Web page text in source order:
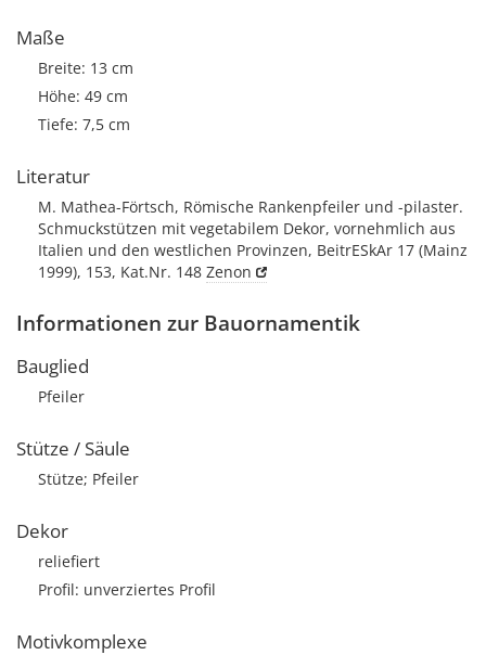
Maße
Breite: 13 cm
Höhe: 49 cm
Tiefe: 7,5 cm
Literatur
M. Mathea-Förtsch, Römische Rankenpfeiler und -pilaster.
Schmuckstützen mit vegetabilem Dekor, vornehmlich aus
Italien und den westlichen Provinzen, BeitrESkAr 17 (Mainz
1999), 153, Kat.Nr. 148 Zenon
Informationen zur Bauornamentik
Bauglied
Pfeiler
Stütze / Säule
Stütze; Pfeiler
Dekor
reliefiert
Profil: unverziertes Profil
Motivkomplexe